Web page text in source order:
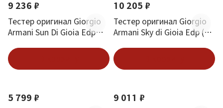
9 236 ₽
Тестер оригинал Giorgio
Armani Sun Di Gioia Edp
10 205 ₽
Тестер оригинал Giorgio
Armani Sky di Gioia Edp (W)
5 799 ₽ 9 011 ₽